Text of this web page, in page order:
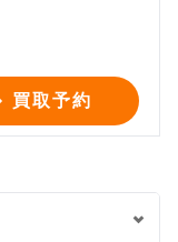
買取予約